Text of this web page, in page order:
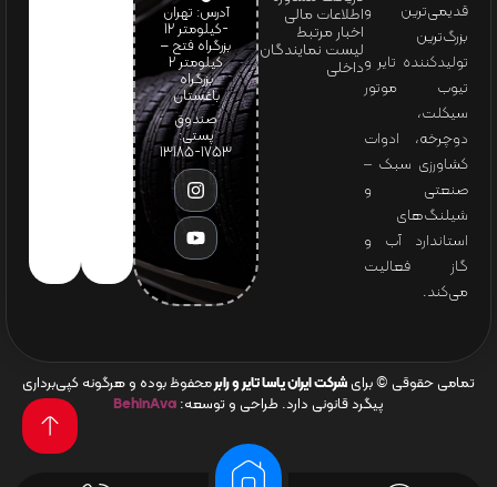
قدیمی‌ترین و
بزرگ‌ترین
تولیدکننده تایر و
تیوب موتور
سیکلت،
دوچرخه، ادوات
کشاورزی سبک –
صنعتی و
شیلنگ‌های
استاندارد آب و
گاز فعالیت
می‌کند.
اطلاعات مالی
اخبار مرتبط
لیست نمایندگان
داخلی
آدرس: تهران
-کیلومتر 12
بزرگراه فتح –
کیلومتر ۲
بزرگراه
باغستان
صندوق
پستی:
1753-13185
تمامی حقوقی © برای شرکت ایران یاسا تایر و رابرمحفوظ بوده و هرگونه کپی‌برداری
پیگرد قانونی دارد. طراحی و توسعه: BehinAva